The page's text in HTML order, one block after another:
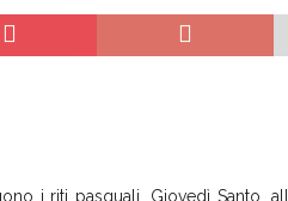
i riti pasquali. Giovedì Santo,